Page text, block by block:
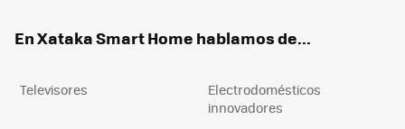
En Xataka Smart Home hablamos de...
Televisores
Electrodomésticos
innovadores